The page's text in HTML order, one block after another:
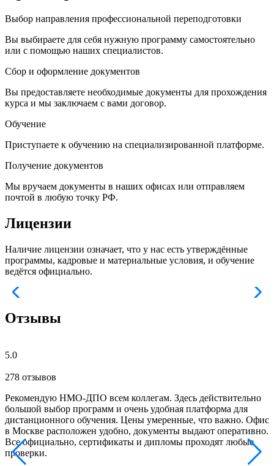
Выбор направления профессиональной переподготовки
Вы выбираете для себя нужную программу самостоятельно
или с помощью наших специалистов.
Сбор и оформление документов
Вы предоставляете необходимые документы для прохождения
курса и мы заключаем с вами договор.
Обучение
Приступаете к обучению на специализированной платформе.
Получение документов
Мы вручаем документы в наших офисах или отправляем
почтой в любую точку РФ.
Лицензии
Наличие лицензии означает, что у нас есть утверждённые
программы, кадровые и материальные условия, и обучение
ведётся официально.
Отзывы
5.0
278 отзывов
Рекомендую НМО-ДПО всем коллегам. Здесь действительно
большой выбор программ и очень удобная платформа для
дистанционного обучения. Цены умеренные, что важно. Офис
в Москве расположен удобно, документы выдают оперативно.
Все официально, сертификаты и дипломы проходят любые
проверки.